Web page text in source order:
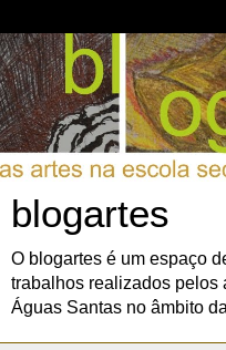
blogartes
O blogartes é um espaço
trabalhos realizados pelos
Águas Santas no âmbito